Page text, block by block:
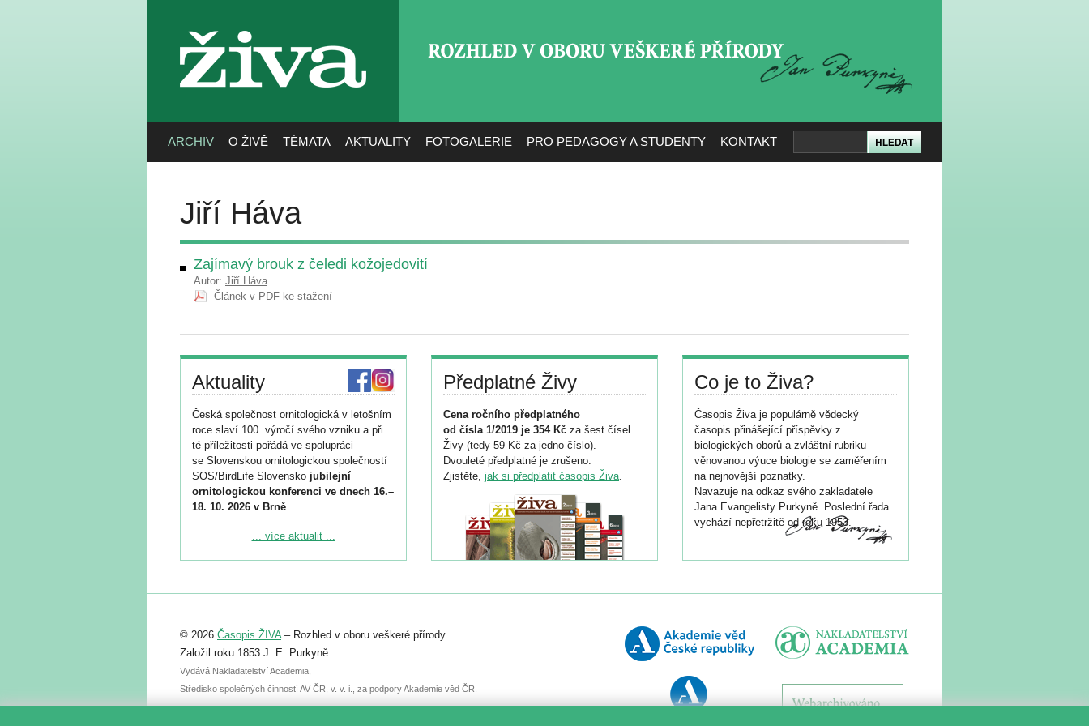
živa
ARCHIV O ŽIVĚ TÉMATA AKTUALITY FOTOGALERIE PRO PEDAGOGY A STUDENTY KONTAKT
Jiří Háva
Zajímavý brouk z čeledi kožojedovití
Autor: Jiří Háva
Článek v PDF ke stažení
Aktuality
Česká společnost ornitologická v letošním
roce slaví 100. výročí svého vzniku a při
té příležitosti pořádá ve spolupráci
se Slovenskou ornitologickou společností
SOS/BirdLife Slovensko jubilejní
ornitologickou konferenci ve dnech 16.–
18. 10. 2026 v Brně.
Podrobnější informace ke konferenci
Registrovat se můžete do 6. září.
abstraktu přihlášené přednášky nebo
posteru je už 30. června.
... více aktualit ...
Předplatné Živy
Cena ročního předplatného
od čísla 1/2019 je 354 Kč za šest čísel
Živy (tedy 59 Kč za jedno číslo).
Dvouleté předplatné je zrušeno.
Zjistěte, jak si předplatit časopis Živa.
Co je to Živa?
Časopis Živa je populárně vědecký
časopis přinášející příspěvky z
biologických oborů a zvláštní rubriku
věnovanou výuce biologie se zaměřením
na nejnovější poznatky.
Navazuje na odkaz svého zakladatele
Jana Evangelisty Purkyně. Poslední řada
vychází nepřetržitě od roku 1953.
© 2026 Časopis ŽIVA– Rozhled v oboru veškeré přírody.
Založil roku 1853 J. E. Purkyně.
Vydává Nakladatelství Academia,
Středisko společných činností AV ČR, v. v. i., za podpory Akademie věd ČR.